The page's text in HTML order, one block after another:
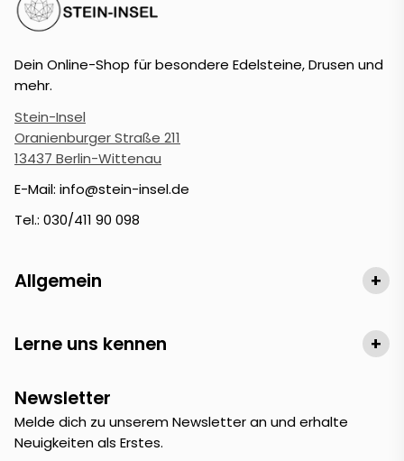
Dein Online-Shop für besondere Edelsteine, Drusen und
mehr.
Stein-Insel
Oranienburger Straße 211
13437 Berlin-Wittenau
E-Mail: info@stein-insel.de
Tel.: 030/411 90 098
Allgemein +
Lerne uns kennen +
Newsletter
Melde dich zu unserem Newsletter an und erhalte
Neuigkeiten als Erstes.